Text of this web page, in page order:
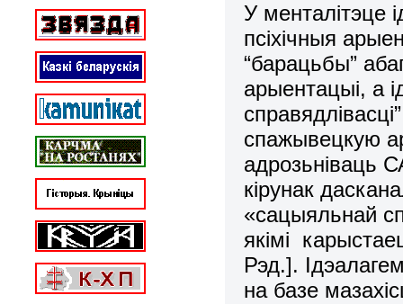
У менталітэце
псіхічныя
“барацьбы”
арыентацыі, а
спажывецкую
кірунак
«сацыяльнай
якімі
Рэд.].
на базе